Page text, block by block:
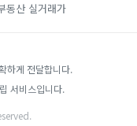
동산 실거래가
하게 전달합니다.
서비스입니다.